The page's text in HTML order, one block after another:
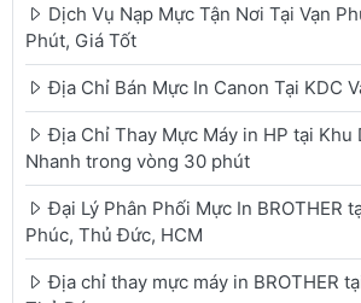
Dịch Vụ Nạp Mực Tận Nơi Tại Vạn
Phút, Giá Tốt
Địa Chỉ Bán Mực In Canon Tại KDC
Địa Chỉ Thay Mực Máy in HP tại Khu
Nhanh trong vòng 30 phút
Đại Lý Phân Phối Mực In BROTHER
Phúc, Thủ Đức, HCM
Địa chỉ thay mực máy in BROTHER